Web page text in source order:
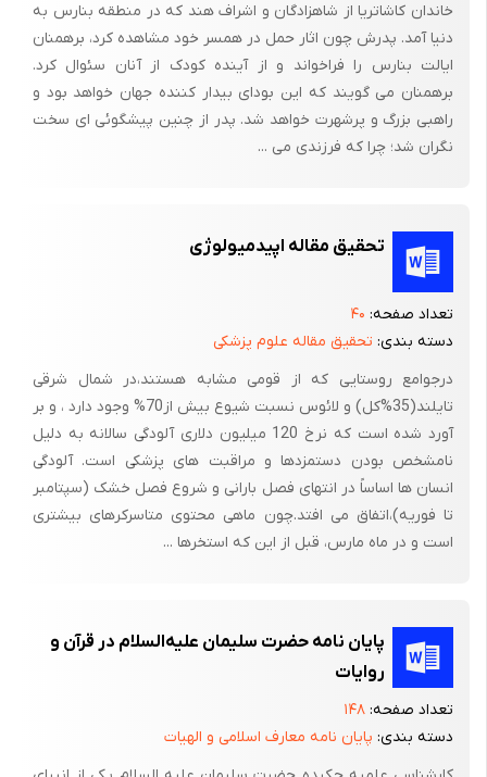
درک مکانیسم رشد صحیح سلولهای گرانولوزا و مرگ از پیش تعیین
شده از اهمیت ویژه ای برخوردار است و بروز هرگونه نقصی در این
مسیرها مشابه ایجاد کیست تخمدانی عمل می کند (Isobe N., and
Yoshimura Y., 2000). در مجموع بررسی های بیشتری جهت نشان
دادن اثرات فاکتورهای ضد آپوپتوزیس در شکل گیری کیست مورد نیاز
فاکتورهای متعددی در بروز کیستهای تخمدانی در گاو شیری دخیل می
باشند. (Peter A., 2002).
و در نژادهای با زمینه ژنتیکی وقوع کیست تخمدانی افزایش یافته
در مطالعه ای با حذف گاوهای نری که دختران کیستی داشتند وقوع آن
در گله کاهش یافت (Hafez B., and Hafez E.S.E., 2000).
2004; Garverick H., 1997). از طرفی افزایش وقوع کیست بخصوص
در اوایل دوره پس از زایش می تواند به خاطر پیک تولید دامها باشد و
از آنجا که در اوایل شیرواری به خاطر تولید بالا، دام قسمت بیشتر
انرژی دریافتی را صرف تولید شیر می کند به اختلالات متابولیکی و
خاندان کاشاتریا از شاهزادگان و اشراف هند که در منطقه بنارس به
دنیا آمد. پدرش چون اثار حمل در همسر خود مشاهده کرد، برهمنان
ایالت بنارس را فراخواند و از آینده کودک از آنان سئوال کرد.
برهمنان مى گویند که این بوداى بیدار کننده جهان خواهد بود و
راهبى بزرگ و پرشهرت خواهد شد. پدر از چنین پیشگوئى اى سخت
نگران شد؛ چرا که فرزندى مى ...
تحقیق مقاله اپیدمیولوژی
تعداد صفحه: ۴۰
دسته بندی: تحقیق مقاله علوم پزشکی
درجوامع روستایی که از قومی مشابه هستند،در شمال شرقی
تایلند(35%کل) و لائوس نسبت شیوع بیش از70% وجود دارد ، و بر
آورد شده است که نرخ 120 میلیون دلاری آلودگی سالانه به دلیل
نامشخص بودن دستمزدها و مراقبت های پزشکی است. آلودگی
انسان ها اساساً در انتهای فصل بارانی و شروع فصل خشک (سپتامبر
تا فوریه)،اتفاق می افتد.چون ماهی محتوی متاسرکرهای بیشتری
است و در ماه مارس، قبل از این که استخرها ...
پایان نامه حضرت سلیمان علیه‌السلام در قرآن و
روایات
تعداد صفحه: ۱۴۸
دسته بندی: پایان نامه معارف اسلامی و الهیات